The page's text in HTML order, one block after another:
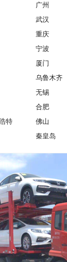
广州
武汉
重庆
宁波
厦门
乌鲁木齐
无锡
合肥
特 佛山
秦皇岛